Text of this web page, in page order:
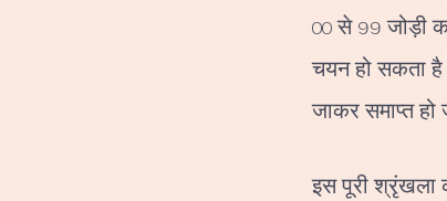
00 से 99 जोड़ी
चयन हो सकता
जाकर समाप्त हो
इस पूरी श्रृंखला